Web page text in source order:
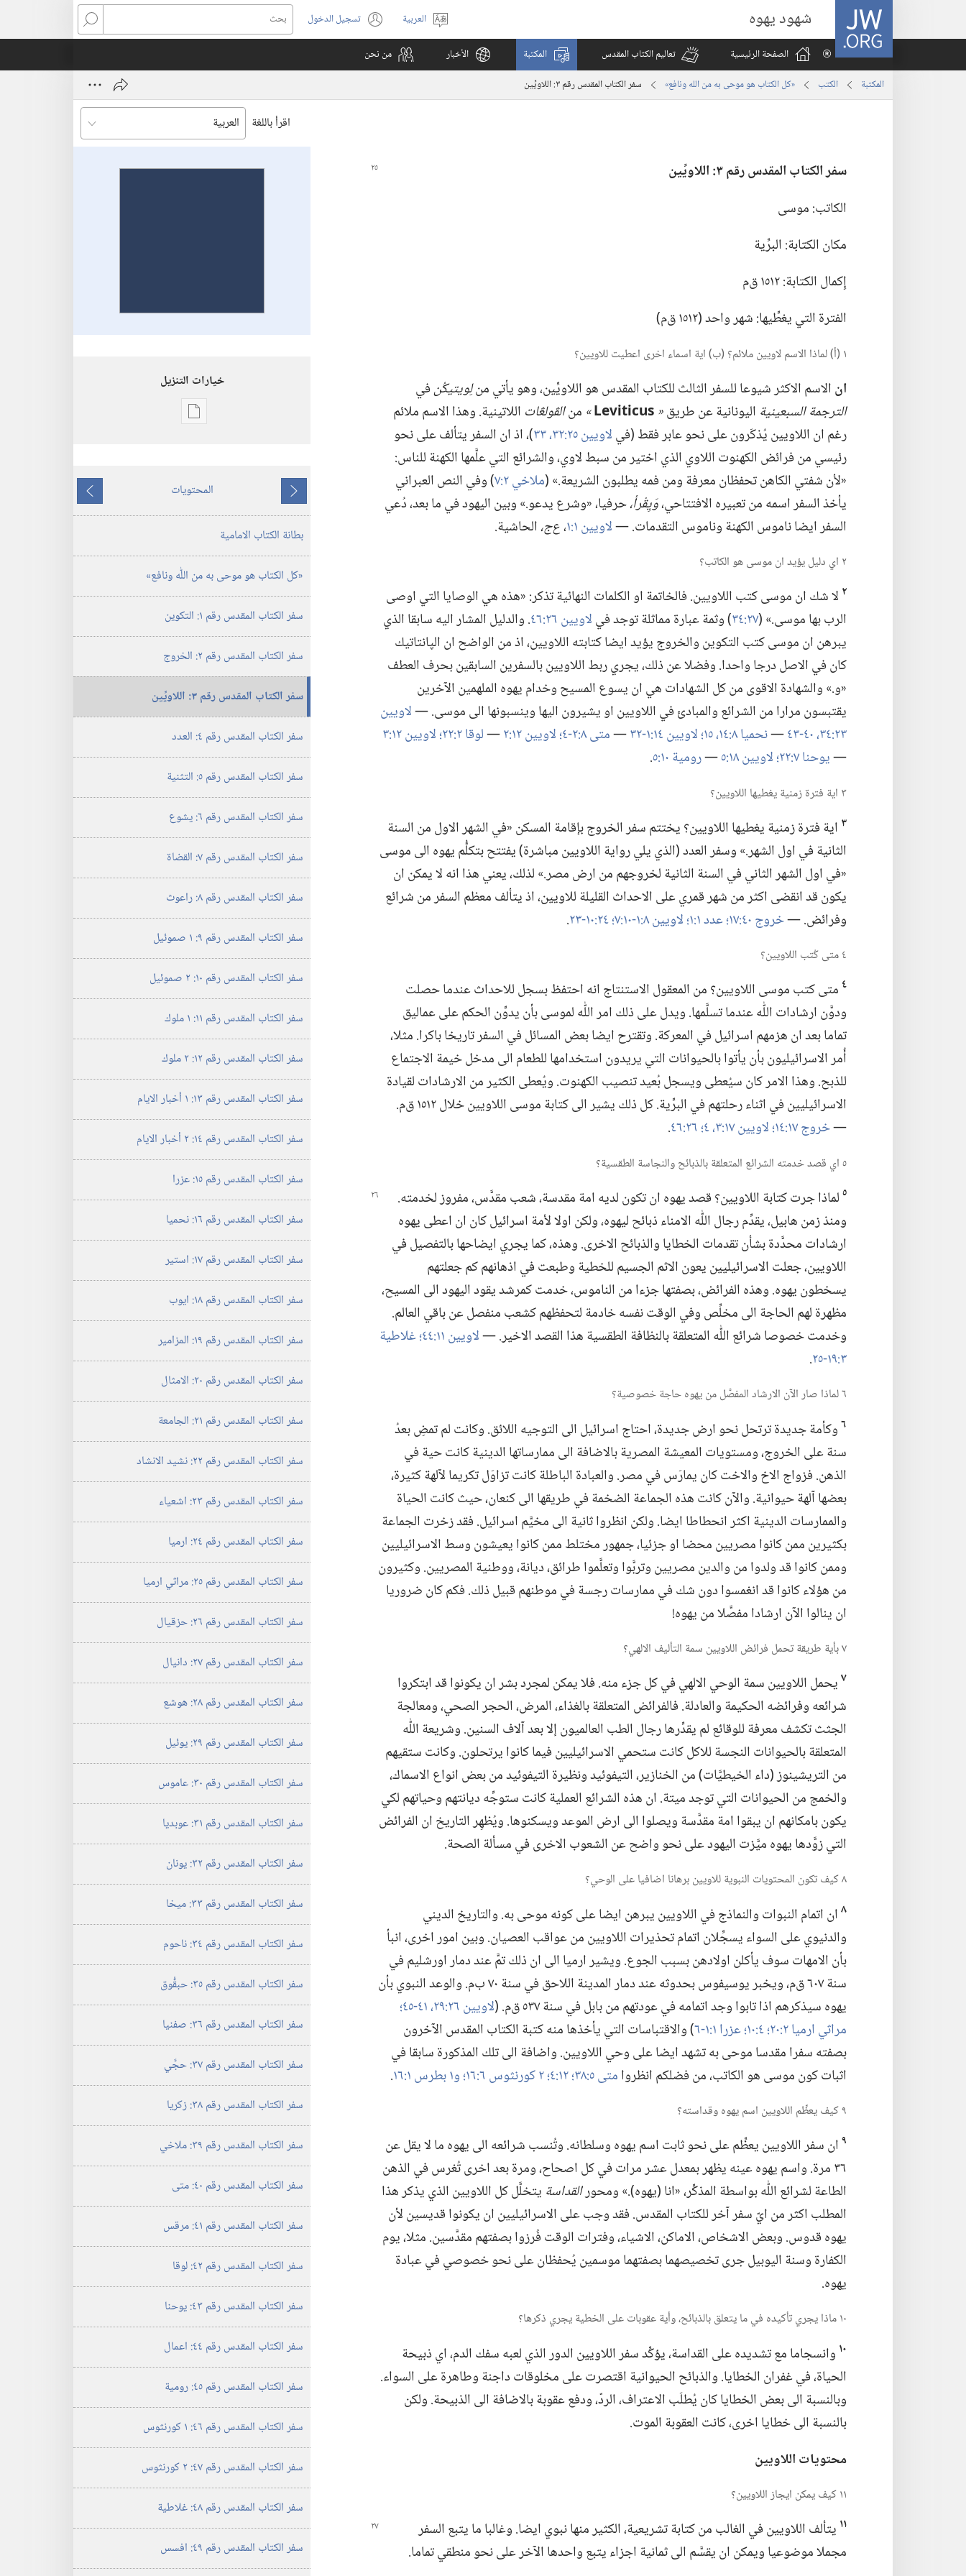
JW.ORG شهود يهوه
اختر
اللغة
العربية تسجيل الدخول
(يفتح
نافذة
بحث
الصفحة الرئيسية
تعاليم الكتاب المقدس المكتبة الأخبار من نحن
المكتبة الكتب «كل الكتاب هو موحى به من الله ونافع» سفر الكتاب المقدس رقم ٣:‏ اللاويِّين
اقرأ باللغة
سفر الكتاب المقدس رقم ٣:‏ اللاويِّين
الكاتب:‏ موسى
مكان الكتابة:‏ البرِّية
إِكمال الكتابة:‏ ١٥١٢ ق‌م
الفترة التي يغطِّيها:‏ شهر واحد (‏١٥١٢ ق‌م)‏
١ (‏أ)‏ لماذا الاسم لاويين ملائم؟‏ (‏ب)‏ اية اسماء اخرى اعطيت للاويين؟‏
انالاسم الاكثر شيوعا للسفر الثالث للكتاب المقدس هو اللاويِّين،‏ وهو يأتي منلِويتيكُنفي
الترجمة السبعينية اليونانية عن طريق‏«‏
Leviticus
‏»‏ منالڤولڠات اللاتينية.‏ وهذا الاسم ملائم
رغم ان اللاويين يُذكَرون على نحو عابر فقط (‏فيلاويين ٢٥:‏​٣٢،‏ ٣٣
‏)‏،‏ اذ ان السفر يتألف على نحو
رئيسي من فرائض الكهنوت اللاوي الذي اختير من سبط لاوي،‏ والشرائع التي علَّمها الكهنة للناس:‏
«لأن شفتي الكاهن تحفظان معرفة ومن فمه يطلبون الشريعة.‏» (‏ملاخي ٢:‏٧
‏)‏ وفي النص العبراني
يأخذ السفر اسمه من تعبيره الافتتاحي،‏وَيِقْرأ،‏حرفيا،‏ «وشرع يدعو.‏» وبين اليهود في ما بعد،‏ دُعي
السفر ايضا ناموس الكهنة وناموس التقدمات.‏ —‏لاويين ١:‏١ ‏،‏ع‌ج،‏الحاشية.‏
٢ اي دليل يؤيد ان موسى هو الكاتب؟‏
٢ لا شك ان موسى كتب اللاويين.‏ فالخاتمة او الكلمات النهائية تذكر:‏ «هذه هي الوصايا التي اوصى
الرب بها موسى.‏» (‏٢٧:‏٣٤ ‏)‏ وثمة عبارة مماثلة توجد فيلاويين ٢٦:‏٤٦
‏.‏ والدليل المشار اليه سابقا الذي
يبرهن ان موسى كتب التكوين والخروج يؤيد ايضا كتابته اللاويين،‏ اذ من الواضح ان الپانتاتيك
كان في الاصل درجا واحدا.‏ وفضلا عن ذلك،‏ يجري ربط اللاويين بالسفرين السابقين بحرف العطف
«و.‏» والشهادة الاقوى من كل الشهادات هي ان يسوع المسيح وخدام يهوه الملهمين الآخرين
يقتبسون مرارا من الشرائع والمبادئ في اللاويين او يشيرون اليها وينسبونها الى موسى.‏ —‏لاويين
٢٣:‏​٣٤،‏
—‏نحميا ٨:‏​١٤،‏ ١٥؛‏ لاويين ١٤:‏١-‏٣٢ —‏متى ٨:‏٢-‏٤؛‏ لاويين ١٢:‏٢ —‏لوقا ٢:‏٢٢؛‏
لاويين ١٢:‏٣
—‏يوحنا ٧:‏٢٢؛‏ لاويين ١٨:‏٥ —‏رومية ١٠:‏٥ ‏.‏
٣ اية فترة زمنية يغطيها اللاويين؟‏
٣ اية فترة زمنية يغطيها اللاويين؟‏ يختتم سفر الخروج بإقامة المسكن «في الشهر الاول من السنة
الثانية في اول الشهر.‏» وسفر العدد (‏الذي يلي رواية اللاويين مباشرة)‏ يفتتح بتكلُّم يهوه الى موسى
«في اول الشهر الثاني في السنة الثانية لخروجهم من ارض مصر.‏» لذلك،‏ يعني هذا انه لا يمكن ان
يكون قد انقضى اكثر من شهر قمري على الاحداث القليلة للاويين،‏ اذ يتألف معظم السفر من شرائع
وفرائض.‏ —‏خروج ٤٠:‏١٧؛‏ عدد ١:‏١؛‏ لاويين ٨:‏١-‏١٠:‏٧؛‏ ‏.‏
٤ متى كُتب اللاويين؟‏
٤ متى كتب موسى اللاويين؟‏ من المعقول الاستنتاج انه احتفظ بسجل للاحداث عندما حصلت
ودوَّن ارشادات اللّٰه عندما تسلَّمها.‏ ويدل على ذلك امر اللّٰه لموسى بأن يدوِّن الحكم على عماليق
تماما بعد ان هزمهم اسرائيل في المعركة.‏ وتقترح ايضا بعض المسائل في السفر تاريخا باكرا.‏ مثلا،‏
أُمر الاسرائيليون بأن يأتوا بالحيوانات التي يريدون استخدامها للطعام الى مدخل خيمة الاجتماع
للذبح.‏ وهذا الامر كان سيُعطى ويسجل بُعيد تنصيب الكهنوت.‏ ويُعطى الكثير من الارشادات لقيادة
الاسرائيليين في اثناء رحلتهم في البرِّية.‏ كل ذلك يشير الى كتابة موسى اللاويين خلال ١٥١٢ ق‌م.‏
—‏خروج ١٧:‏١٤؛‏ لاويين ١٧:‏​٣،‏ ٤؛‏ ‏.‏
٥ اي قصد خدمته الشرائع المتعلقة بالذبائح والنجاسة الطقسية؟‏
٥لماذا جرت كتابة اللاويين؟‏ قصد يهوه ان تكون لديه امة مقدسة،‏ شعب مقدَّس،‏ مفروز لخدمته.‏
ومنذ زمن هابيل،‏ يقدِّم رجال اللّٰه الامناء ذبائح ليهوه،‏ ولكن اولا لأمة اسرائيل كان ان اعطى يهوه
ارشادات محدَّدة بشأن تقدمات الخطايا والذبائح الاخرى.‏ وهذه،‏ كما يجري ايضاحها بالتفصيل في
اللاويين،‏ جعلت الاسرائيليين يعون الاثم الجسيم للخطية وطبعت في اذهانهم كم جعلتهم
يسخطون يهوه.‏ وهذه الفرائض،‏ بصفتها جزءا من الناموس،‏ خدمت كمرشد يقود اليهود الى المسيح،‏
مظهرة لهم الحاجة الى مخلِّص وفي الوقت نفسه خادمة لتحفظهم كشعب منفصل عن باقي العالم.‏
وخدمت خصوصا شرائع اللّٰه المتعلقة بالنظافة الطقسية هذا القصد الاخير.‏ —‏لاويين ١١:‏٤٤؛‏
غلاطية
٣:‏١٩-‏٢٥
‏.‏
٦ لماذا صار الآن الارشاد المفصَّل من يهوه حاجة خصوصية؟‏
٦وكأمة جديدة ترتحل نحو ارض جديدة،‏ احتاج اسرائيل الى التوجيه اللائق.‏ وكانت لم تمضِ بعدُ
سنة على الخروج،‏ ومستويات المعيشة المصرية بالاضافة الى ممارساتها الدينية كانت حية في
الذهن.‏ فزواج الاخ والاخت كان يمارَس في مصر.‏ والعبادة الباطلة كانت تزاوَل تكريما لآلهة كثيرة،‏
بعضها آلهة حيوانية.‏ والآن كانت هذه الجماعة الضخمة في طريقها الى كنعان،‏ حيث كانت الحياة
والممارسات الدينية اكثر انحطاطا ايضا.‏ ولكن انظروا ثانية الى مخيَّم اسرائيل.‏ فقد زخرت الجماعة
بكثيرين ممن كانوا مصريين محضا او جزئيا،‏ جمهور مختلط ممن كانوا يعيشون وسط الاسرائيليين
وممن كانوا قد ولدوا من والدين مصريين وتربَّوا وتعلَّموا طرائق،‏ ديانة،‏ ووطنية المصريين.‏ وكثيرون
من هؤلاء كانوا قد انغمسوا دون شك في ممارسات رجسة في موطنهم قبيل ذلك.‏ فكم كان ضروريا
ان ينالوا الآن ارشادا مفصَّلا من يهوه!‏
٧ بأية طريقة تحمل فرائض اللاويين سمة التأليف الالهي؟‏
٧يحمل اللاويين سمة الوحي الالهي في كل جزء منه.‏ فلا يمكن لمجرد بشر ان يكونوا قد ابتكروا
شرائعه وفرائضه الحكيمة والعادلة.‏ فالفرائض المتعلقة بالغذاء،‏ المرض،‏ الحجر الصحي،‏ ومعالجة
الجثث تكشف معرفة للوقائع لم يقدِّرها رجال الطب العالميون إلا بعد آلاف السنين.‏ وشريعة اللّٰه
المتعلقة بالحيوانات النجسة للاكل كانت ستحمي الاسرائيليين فيما كانوا يرتحلون.‏ وكانت ستقيهم
من التريشينوز (‏داء الخيطيَّات)‏ من الخنازير،‏ التيفوئيد ونظيرة التيفوئيد من بعض انواع الاسماك،‏
والخمج من الحيوانات التي توجد ميتة.‏ ان هذه الشرائع العملية كانت ستوجِّه ديانتهم وحياتهم لكي
يكون بامكانهم ان يبقوا امة مقدَّسة ويصلوا الى ارض الموعد ويسكنوها.‏ ويُظهِر التاريخ ان الفرائض
التي زوَّدها يهوه ميَّزت اليهود على نحو واضح عن الشعوب الاخرى في مسألة الصحة.‏
٨ كيف تكون المحتويات النبوية للاويين برهانا اضافيا على الوحي؟‏
٨ان اتمام النبوات والنماذج في اللاويين يبرهن ايضا على كونه موحى به.‏ والتاريخ الديني
والدنيوي على السواء يسجِّلان اتمام تحذيرات اللاويين من عواقب العصيان.‏ وبين امور اخرى،‏ انبأ
بأن الامهات سوف يأكلن اولادهن بسبب الجوع.‏ ويشير ارميا الى ان ذلك تمَّ عند دمار اورشليم في
سنة ٦٠٧ ق‌م،‏ ويخبر يوسيفوس بحدوثه عند دمار المدينة اللاحق في سنة ٧٠ ب‌م.‏ والوعد النبوي بأن
يهوه سيذكرهم اذا تابوا وجد اتمامه في عودتهم من بابل في سنة ٥٣٧ ق‌م.‏ (‏
لاويين ٢٦:‏​٢٩،‏
مراثي ارميا ٢:‏٢٠؛‏
عزرا ١:‏١-‏٦
‏)‏ والاقتباسات التي يأخذها منه كتبة الكتاب المقدس الآخرون
بصفته سفرا مقدسا موحى به تشهد ايضا على وحي اللاويين.‏ واضافة الى تلك المذكورة سابقا في
اثبات كون موسى هو الكاتب،‏ من فضلكم انظروامتى ٥:‏٣٨؛‏ و١ بطرس ١:‏١٦ ‏.‏
٩ كيف يعظِّم اللاويين اسم يهوه وقداسته؟‏
٩ان سفر اللاويين يعظِّم على نحو ثابت اسم يهوه وسلطانه.‏ وتُنسب شرائعه الى يهوه ما لا يقل عن
٣٦ مرة.‏ واسم يهوه عينه يظهر بمعدل عشر مرات في كل اصحاح،‏ ومرة بعد اخرى تُغرس في الذهن
الطاعة لشرائع اللّٰه بواسطة المذكِّر،‏ «انا (‏يهوه)‏.‏» ومحورالقداسة يتخلَّل كل اللاويين الذي يذكر هذا
المطلب اكثر من ايّ سفر آخر للكتاب المقدس.‏ فقد وجب على الاسرائيليين ان يكونوا قديسين لأن
يهوه قدوس.‏ وبعض الاشخاص،‏ الاماكن،‏ الاشياء،‏ وفترات الوقت فُرزوا بصفتهم مقدَّسين.‏ مثلا،‏ يوم
الكفارة وسنة اليوبيل جرى تخصيصهما بصفتهما موسمين يُحفظان على نحو خصوصي في عبادة
يهوه.‏
١٠ ماذا يجري تأكيده في ما يتعلق بالذبائح،‏ وأية عقوبات على الخطية يجري ذكرها؟‏
١٠ وانسجاما مع تشديده على القداسة،‏ يؤكِّد سفر اللاويين الدور الذي لعبه سفك الدم،‏ اي ذبيحة
الحياة،‏ في غفران الخطايا.‏ والذبائح الحيوانية اقتصرت على مخلوقات داجنة وطاهرة على السواء.‏
وبالنسبة الى بعض الخطايا كان يُطلَب الاعتراف،‏ الردّ،‏ ودفع عقوبة بالاضافة الى الذبيحة.‏ ولكن
بالنسبة الى خطايا اخرى،‏ كانت العقوبة الموت.‏
محتوياتاللاويين
١١ كيف يمكن ايجاز اللاويين؟‏
١١ يتألف اللاويين في الغالب من كتابة تشريعية،‏ الكثير منهانبوي ايضا.‏ وغالبا ما يتبع السفر
مجملا موضوعيا ويمكن ان يقسَّم الى ثمانية اجزاء يتبع واحدها الآخر على نحو منطقي تماما.‏
خيارات التنزيل
خيارات
الكتاب
هو
به
من
الله
ونافع»
ما
يسبق
المحتويات
ما
يلي
بطانة الكتاب الامامية
‏«كل الكتاب هو موحى به من اللّٰه ونافع»‏
سفر الكتاب المقدس رقم ١:‏ التكوين
سفر الكتاب المقدس رقم ٢:‏ الخروج
سفر الكتاب المقدس رقم ٣:‏ اللاويِّين
سفر الكتاب المقدس رقم ٤:‏ العدد
سفر الكتاب المقدس رقم ٥:‏ التثنية
سفر الكتاب المقدس رقم ٦:‏ يشوع
سفر الكتاب المقدس رقم ٧:‏ القضاة
سفر الكتاب المقدس رقم ٨:‏ راعوث
سفر الكتاب المقدس رقم ٩:‏ ١ صموئيل
سفر الكتاب المقدس رقم ١٠:‏ ٢ صموئيل
سفر الكتاب المقدس رقم ١١:‏ ١ ملوك
سفر الكتاب المقدس رقم ١٢:‏ ٢ ملوك
سفر الكتاب المقدس رقم ١٣:‏ ١ أخبار الايام
سفر الكتاب المقدس رقم ١٤:‏ ٢ أخبار الايام
سفر الكتاب المقدس رقم ١٥:‏ عزرا
سفر الكتاب المقدس رقم ١٦:‏ نحميا
سفر الكتاب المقدس رقم ١٧:‏ استير
سفر الكتاب المقدس رقم ١٨:‏ ايوب
سفر الكتاب المقدس رقم ١٩:‏ المزامير
سفر الكتاب المقدس رقم ٢٠:‏ الامثال
سفر الكتاب المقدس رقم ٢١:‏ الجامعة
سفر الكتاب المقدس رقم ٢٢:‏ نشيد الانشاد
سفر الكتاب المقدس رقم ٢٣:‏ اشعياء
سفر الكتاب المقدس رقم ٢٤:‏ ارميا
سفر الكتاب المقدس رقم ٢٥:‏ مراثي ارميا
سفر الكتاب المقدس رقم ٢٦:‏ حزقيال
سفر الكتاب المقدس رقم ٢٧:‏ دانيال
سفر الكتاب المقدس رقم ٢٨:‏ هوشع
سفر الكتاب المقدس رقم ٢٩:‏ يوئيل
سفر الكتاب المقدس رقم ٣٠:‏ عاموس
سفر الكتاب المقدس رقم ٣١:‏ عوبديا
سفر الكتاب المقدس رقم ٣٢:‏ يونان
سفر الكتاب المقدس رقم ٣٣:‏ ميخا
سفر الكتاب المقدس رقم ٣٤:‏ ناحوم
سفر الكتاب المقدس رقم ٣٥:‏ حبقُّوق
سفر الكتاب المقدس رقم ٣٦:‏ صفنيا
سفر الكتاب المقدس رقم ٣٧:‏ حجَّي
سفر الكتاب المقدس رقم ٣٨:‏ زكريا
سفر الكتاب المقدس رقم ٣٩:‏ ملاخي
سفر الكتاب المقدس رقم ٤٠:‏ متى
سفر الكتاب المقدس رقم ٤١:‏ مرقس
سفر الكتاب المقدس رقم ٤٢:‏ لوقا
سفر الكتاب المقدس رقم ٤٣:‏ يوحنا
سفر الكتاب المقدس رقم ٤٤:‏ اعمال
سفر الكتاب المقدس رقم ٤٥:‏ رومية
سفر الكتاب المقدس رقم ٤٦:‏ ١ كورنثوس
سفر الكتاب المقدس رقم ٤٧:‏ ٢ كورنثوس
سفر الكتاب المقدس رقم ٤٨:‏ غلاطية
سفر الكتاب المقدس رقم ٤٩:‏ افسس